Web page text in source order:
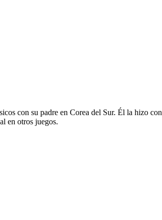
con su padre en Corea del Sur. Él la hizo
en otros juegos.